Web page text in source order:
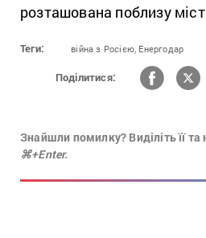
розташована поблизу
Теги: війна з Росією, Енергодар
Поділитися:
Знайшли помилку? Виділіть її та
⌘+Enter.